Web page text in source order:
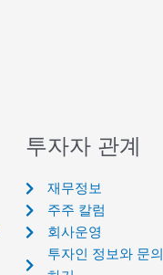
투자자 관계
재무정보
주주 칼럼
회사운영
투자인 정보와 문의